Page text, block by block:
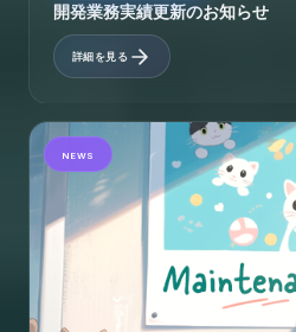
開発業務実績更新のお知らせ
詳細を見る
NEWS